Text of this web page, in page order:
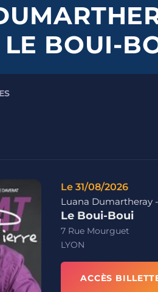
BOUI-
Le 31/08/2026
Luana Dumartheray
Le Boui-Boui
7 Rue Mourguet
LYON
ACCÈS